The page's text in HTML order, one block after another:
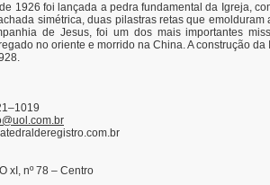
1926 foi lançada a pedra fundamental da Igreja,
simétrica, duas pilastras retas que
de Jesus, foi um dos mais importantes
no oriente e morrido na China. A construção
xI, nº 78 – Centro